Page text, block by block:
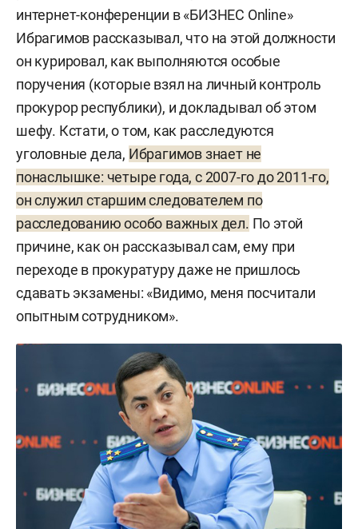
интернет-конференции в «БИЗНЕС Online»
Ибрагимов рассказывал, что на этой должности
он курировал, как выполняются особые
поручения (которые взял на личный контроль
прокурор республики), и докладывал об этом
шефу. Кстати, о том, как расследуются
уголовные дела, Ибрагимов знает не
понаслышке: четыре года, с 2007-го до 2011-го,
он служил старшим следователем по
расследованию особо важных дел. По этой
причине, как он рассказывал сам, ему при
переходе в прокуратуру даже не пришлось
сдавать экзамены: «Видимо, меня посчитали
опытным сотрудником».